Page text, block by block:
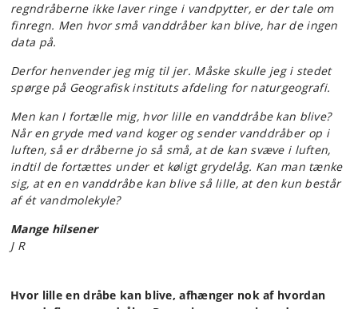
regndråberne ikke laver ringe i vandpytter, er der tale om
finregn. Men hvor små vanddråber kan blive, har de ingen
data på.
Derfor henvender jeg mig til jer. Måske skulle jeg i stedet
spørge på Geografisk instituts afdeling for naturgeografi.
Men kan I fortælle mig, hvor lille en vanddråbe kan blive?
Når en gryde med vand koger og sender vanddråber op i
luften, så er dråberne jo så små, at de kan svæve i luften,
indtil de fortættes under et køligt grydelåg. Kan man tænke
sig, at en en vanddråbe kan blive så lille, at den kun består
af ét vandmolekyle?
Mange hilsener
J R
Hvor lille en dråbe kan blive, afhænger nok af hvordan